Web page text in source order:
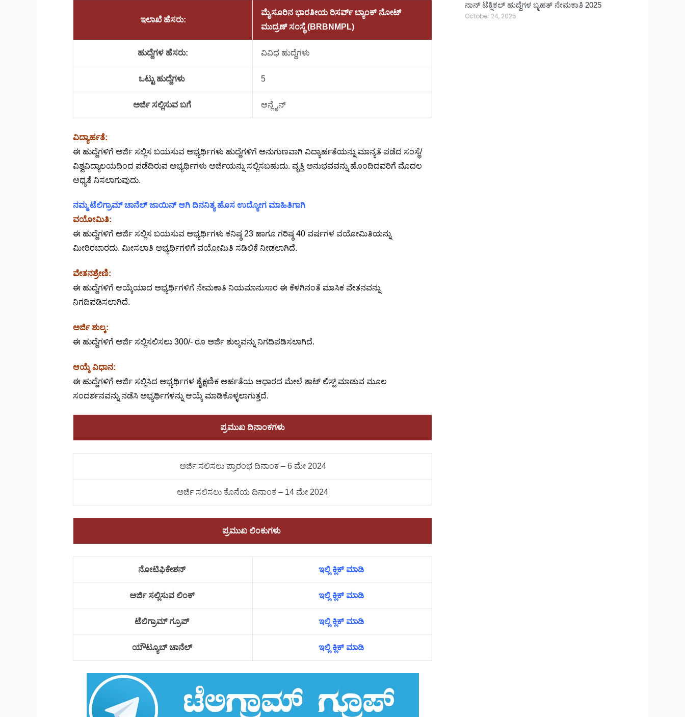
ಇಲಾಖೆ ಹೆಸರು:
ಮೈಸೂರಿನ ಭಾರತೀಯ ರಿಸರ್ವ್ ಬ್ಯಾಂಕ್ ನೋಟ್
ಮುದ್ರಣ್ ಸಂಸ್ಥೆ (BRBNMPL)
ಹುದ್ದೆಗಳ ಹೆಸರು: ವಿವಿಧ ಹುದ್ದೆಗಳು
ಒಟ್ಟು ಹುದ್ದೆಗಳು 5
ಅರ್ಜಿ ಸಲ್ಲಿಸುವ ಬಗೆ ಆನ್ಲೈನ್
ವಿದ್ಯಾರ್ಹತೆ:
ಈ ಹುದ್ದೆಗಳಿಗೆ ಅರ್ಜಿ ಸಲ್ಲಿಸ ಬಯಸುವ ಅಭ್ಯರ್ಥಿಗಳು ಹುದ್ದೆಗಳಿಗೆ ಅನುಗುಣವಾಗಿ ವಿದ್ಯಾರ್ಹತೆಯನ್ನು ಮಾನ್ಯತೆ ಪಡೆದ ಸಂಸ್ಥೆ/
ವಿಶ್ವವಿದ್ಯಾಲಯದಿಂದ ಪಡೆದಿರುವ ಅಭ್ಯರ್ಥಿಗಳು ಅರ್ಜಿಯನ್ನು ಸಲ್ಲಿಸಬಹುದು. ವೃತ್ತಿ ಅನುಭವವನ್ನು ಹೊಂದಿದವರಿಗೆ ಮೊದಲ
ಆಧ್ಯತೆ ನಿಸಲಾಗುವುದು.
ನಮ್ಮ ಟೆಲಿಗ್ರಾಮ್ ಚಾನೆಲ್ ಜಾಯಿನ್ ಆಗಿ ದಿನನಿತ್ಯ ಹೊಸ ಉದ್ಯೋಗ ಮಾಹಿತಿಗಾಗಿ
ವಯೋಮಿತಿ:
ಈ ಹುದ್ದೆಗಳಿಗೆ ಅರ್ಜಿ ಸಲ್ಲಿಸ ಬಯಸುವ ಅಭ್ಯರ್ಥಿಗಳು ಕನಿಷ್ಠ 23 ಹಾಗೂ ಗರಿಷ್ಠ 40 ವರ್ಷಗಳ ವಯೋಮಿತಿಯನ್ನು
ಮೀರಿರಬಾರದು. ಮೀಸಲಾತಿ ಅಭ್ಯರ್ಥಿಗಳಿಗೆ ವಯೋಮಿತಿ ಸಡಿಲಿಕೆ ನೀಡಲಾಗಿದೆ.
ವೇತನಶ್ರೇಣಿ:
ಈ ಹುದ್ದೆಗಳಿಗೆ ಆಯ್ಕೆಯಾದ ಅಭ್ಯರ್ಥಿಗಳಿಗೆ ನೇಮಕಾತಿ ನಿಯಮಾನುಸಾರ ಈ ಕೆಳಗಿನಂತೆ ಮಾಸಿಕ ವೇತನವನ್ನು
ನಿಗದಿಪಡಿಸಲಾಗಿದೆ.
ಅರ್ಜಿ ಶುಲ್ಕ:
ಈ ಹುದ್ದೆಗಳಿಗೆ ಅರ್ಜಿ ಸಲ್ಲಿಸಲಿಸಲು 300/- ರೂ ಅರ್ಜಿ ಶುಲ್ಕವನ್ನು ನಿಗದಿಪಡಿಸಲಾಗಿದೆ.
ಆಯ್ಕೆ ವಿಧಾನ:
ಈ ಹುದ್ದೆಗಳಿಗೆ ಅರ್ಜಿ ಸಲ್ಲಿಸಿದ ಅಭ್ಯರ್ಥಿಗಳ ಶೈಕ್ಷಣಿಕ ಅರ್ಹತೆಯ ಆಧಾರದ ಮೇಲೆ ಶಾಟ್ ಲಿಸ್ಟ್ ಮಾಡುವ ಮೂಲ
ಸಂದರ್ಶನವನ್ನು ನಡೆಸಿ ಅಭ್ಯರ್ಥಿಗಳನ್ನು ಆಯ್ಕೆ ಮಾಡಿಕೊಳ್ಳಲಾಗುತ್ತದೆ.
ಪ್ರಮುಖ ದಿನಾಂಕಗಳು
ಅರ್ಜಿ ಸಲಿಸಲು ಪ್ರಾರಂಭ ದಿನಾಂಕ – 6 ಮೇ 2024
ಅರ್ಜಿ ಸಲಿಸಲು ಕೊನೆಯ ದಿನಾಂಕ – 14 ಮೇ 2024
ಪ್ರಮುಖ ಲಿಂಕುಗಳು
ನೋಟಿಫಿಕೇಶನ್ ಇಲ್ಲಿ ಕ್ಲಿಕ್ ಮಾಡಿ
ಅರ್ಜಿ ಸಲ್ಲಿಸುವ ಲಿಂಕ್ ಇಲ್ಲಿ ಕ್ಲಿಕ್ ಮಾಡಿ
ಟೆಲಿಗ್ರಾಮ್ ಗ್ರೂಪ್ ಇಲ್ಲಿ ಕ್ಲಿಕ್ ಮಾಡಿ
ಯೌಟ್ಯೂಬ್ ಚಾನೆಲ್ ಇಲ್ಲಿ ಕ್ಲಿಕ್ ಮಾಡಿ
ನಾನ್ ಟೆಕ್ನಿಕಲ್ ಹುದ್ದೆಗಳ ಬೃಹತ್ ನೇಮಕಾತಿ 2025
October 24, 2025